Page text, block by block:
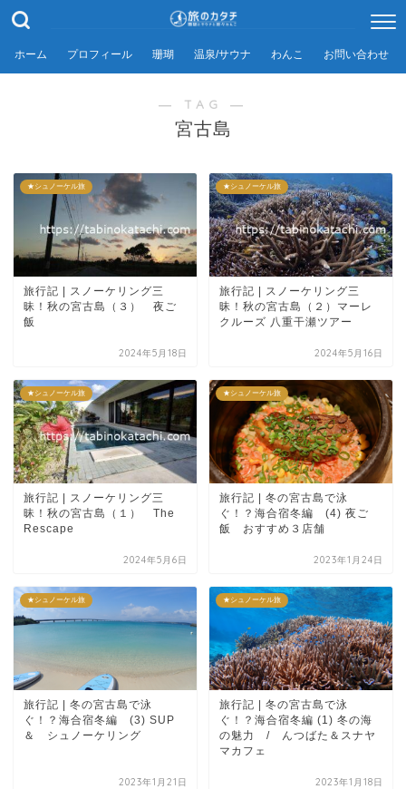
ホーム プロフィール 珊瑚 温泉/サウナ わんこ お問い合わせ
― TAG ―
宮古島
★シュノーケル旅
旅行記 | スノーケリング三
昧！秋の宮古島（３） 夜ご
飯
2024年5月18日
★シュノーケル旅
旅行記 | スノーケリング三
昧！秋の宮古島（２）マーレ
クルーズ 八重干瀬ツアー
2024年5月16日
★シュノーケル旅
旅行記 | スノーケリング三
昧！秋の宮古島（１） The
Rescape
2024年5月6日
★シュノーケル旅
旅行記 | 冬の宮古島で泳
ぐ！？海合宿冬編 (4) 夜ご
飯 おすすめ３店舗
2023年1月24日
★シュノーケル旅
旅行記 | 冬の宮古島で泳
ぐ！？海合宿冬編 (3) SUP
＆ シュノーケリング
2023年1月21日
★シュノーケル旅
旅行記 | 冬の宮古島で泳
ぐ！？海合宿冬編 (1) 冬の海
の魅力 / んつばた＆スナヤ
マカフェ
2023年1月18日